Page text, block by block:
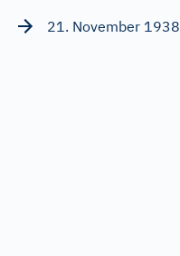
21. November 1938